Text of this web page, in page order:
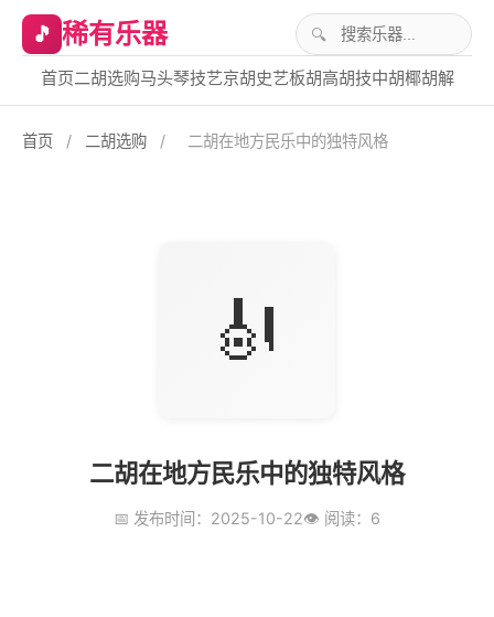
🎵 稀有乐器
首页二胡选购马头琴技艺京胡史艺板胡高胡技中胡椰胡解
首页 / 二胡选购 / 二胡在地方民乐中的独特风格
🎻
二胡在地方民乐中的独特风格
📅 发布时间：2025-10-22👁️ 阅读：6